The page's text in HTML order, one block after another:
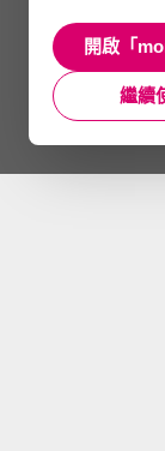
開啟「
繼續